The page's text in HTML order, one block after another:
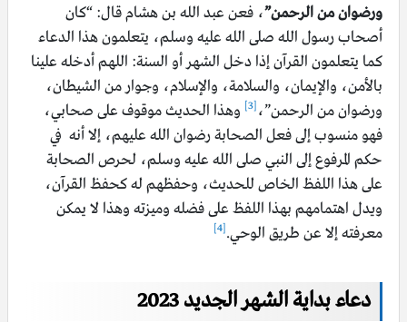
ورضوان من الرحمن”، فعن عبد الله بن هشام قال: “كان
أصحاب رسول الله صلى الله عليه وسلم، يتعلمون هذا الدعاء
كما يتعلمون القرآن إذا دخل الشهر أو السنة: اللهم أدخله علينا
بالأمن، والإيمان، والسلامة، والإسلام، وجوار من الشيطان،
ورضوان من الرحمن”،[3]
وهذا الحديث موقوف على صحابي،
فهو منسوب إلى فعل الصحابة رضوان الله عليهم، إلا أنه في
حكم المرفوع إلى النبي صلى الله عليه وسلم، لحرص الصحابة
على هذا اللفظ الخاص للحديث، وحفظهم له كحفظ القرآن،
ويدل اهتمامهم بهذا اللفظ على فضله وميزته وهذا لا يمكن
معرفته إلا عن طريق الوحي.[4]
دعاء بداية الشهر الجديد 2023